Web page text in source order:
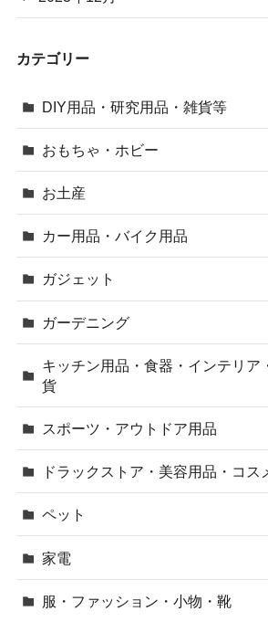
カテゴリー
DIY用品・研究用品・雑貨等
おもちゃ・ホビー
お土産
カー用品・バイク用品
ガジェット
ガーデニング
キッチン用品・食器・インテリア
貨
スポーツ・アウトドア用品
ドラックストア・美容用品・コス
ペット
家電
服・ファッション・小物・靴